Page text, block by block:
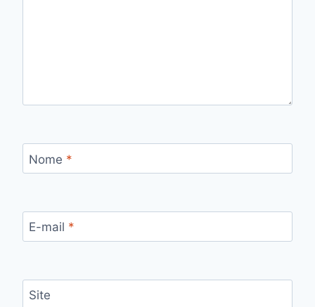
Nome *
E-mail *
Site